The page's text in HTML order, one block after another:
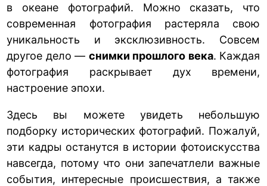
в океане фотографий. Можно сказать, что
современная фотография растеряла свою
уникальность и эксклюзивность. Совсем
другое дело — снимки прошлого века. Каждая
фотография раскрывает дух времени,
настроение эпохи.
Здесь вы можете увидеть небольшую
подборку исторических фотографий. Пожалуй,
эти кадры останутся в истории фотоискусства
навсегда, потому что они запечатлели важные
события, интересные происшествия, а также